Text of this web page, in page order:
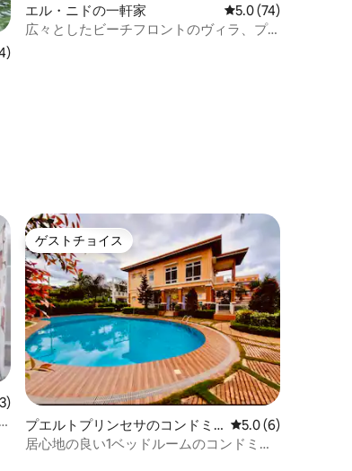
54件、5つ星中5.0つ星の平均評価
エル・ニドの一軒家 レビュー74件、5つ
5.0 (74)
広々としたビーチフロントのヴィラ、プ
件、5つ星中4.85つ星の平均評価
ゲストチョイス
ゲストチョイス
プエルトプリンセサのコンドミ
ニアム
レビュー6件、5つ
5.0 (6)
居心地の良い1ベッドルームのコンドミニ